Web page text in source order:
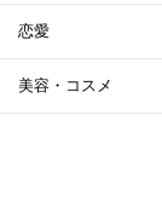
恋愛
美容・コスメ